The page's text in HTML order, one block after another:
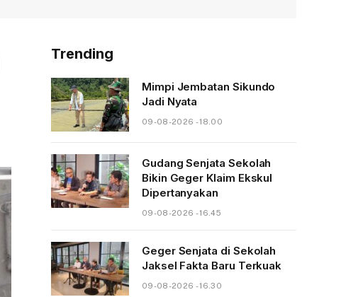
Trending
Mimpi Jembatan Sikundo
Jadi Nyata
09-08-2026 - 18.00
Gudang Senjata Sekolah
Bikin Geger Klaim Ekskul
Dipertanyakan
09-08-2026 - 16.45
Geger Senjata di Sekolah
Jaksel Fakta Baru Terkuak
09-08-2026 - 16.30